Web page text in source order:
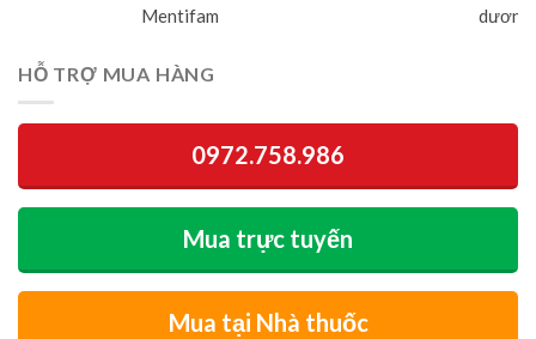
Mentifam
dương
HỖ TRỢ MUA HÀNG
0972.758.986
Mua trực tuyến
Mua tại Nhà thuốc